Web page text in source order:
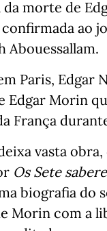
morte de
ao
Abouessallam.
Paris,
Edgar Morin
França
vasta obra,
Os Sete
biografia do
Morin com a